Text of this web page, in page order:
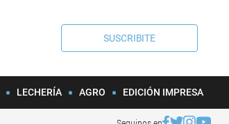
SUSCRIBITE
LECHERÍA AGRO EDICIÓN IMPRESA